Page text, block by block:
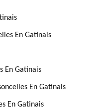
En Gatinais
En Gatinais
En Gatinais
En Gatinais